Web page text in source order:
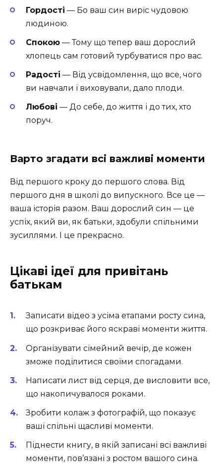
Гордості — Бо ваш син виріс чудовою
людиною.
Спокою — Тому що тепер ваш дорослий
хлопець сам готовий турбуватися про вас.
Радості — Від усвідомлення, що все, чого
ви навчали і виховували, дало плоди.
Любові — До себе, до життя і до тих, хто
поруч.
Варто згадати всі важливі моменти
Від першого кроку до першого слова. Від
першого дня в школі до випускного. Все це —
ваша історія разом. Ваш дорослий син — це
успіх, який ви, як батьки, здобули спільними
зусиллями. І це прекрасно.
Цікаві ідеї для привітань
батькам
Записати відео з усіма етапами росту сина,
що розкриває його яскраві моменти життя.
Організувати сімейний вечір, де кожен
зможе поділитися своїми спогадами.
Написати лист від серця, де висловити все,
що накопичувалося роками.
Зробити колаж з фотографій, що показує
ваші спільні щасливі моменти.
Піднести книгу, в якій записані всі важливі
моменти, пов’язані з ростом вашого сина.